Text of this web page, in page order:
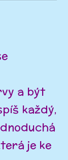
a být
každý,
je ke